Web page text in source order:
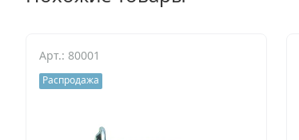
Арт.: 80001
Распродажа